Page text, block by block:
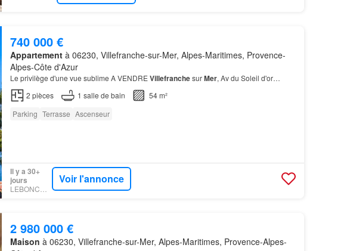
740 000 €
Appartementà 06230, Villefranche-sur-Mer, Alpes-Maritimes, Provence-
Alpes-Côte d'Azur
Le privilège d'une vue sublime A VENDRE VillefranchesurMer, Av du Soleil d'or…
2 pièces 1 salle de bain
54 m²
Parking Terrasse Ascenseur
Il y a 30+
jours
LEBONCOIN
Voir l'annonce
2 980 000 €
Maison à 06230, Villefranche-sur-Mer, Alpes-Maritimes, Provence-Alpes-